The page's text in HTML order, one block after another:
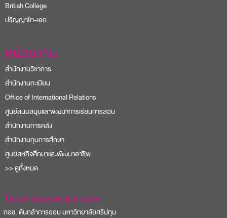
British College
ปริญญาโท-เอก
หน่วยงาน
สำนักงานวิชาการ
สำนักงานทะเบียน
Office of International Relations
ศูนย์สนับสนุนและพัฒนาการเรียนการสอน
สำนักงานการคลัง
สำนักงานทุนการศึกษา
ศูนย์สหกิจศึกษาและพัฒนาอาชีพ
>> ดูทั้งหมด
โครงการและความร่วมมือ
ช. ต้นกล้าการออม มหาวิทยาลัยศรีปทุม